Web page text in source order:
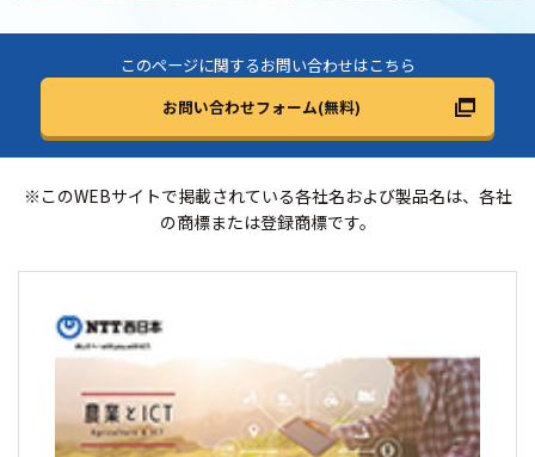
このページに関するお問い合わせはこちら
お問い合わせフォーム(無料)
※このWEBサイトで掲載されている各社名および製品名は、各社
の商標または登録商標です。